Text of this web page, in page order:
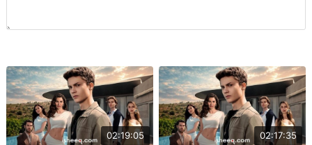
02:17:35
02:19:05